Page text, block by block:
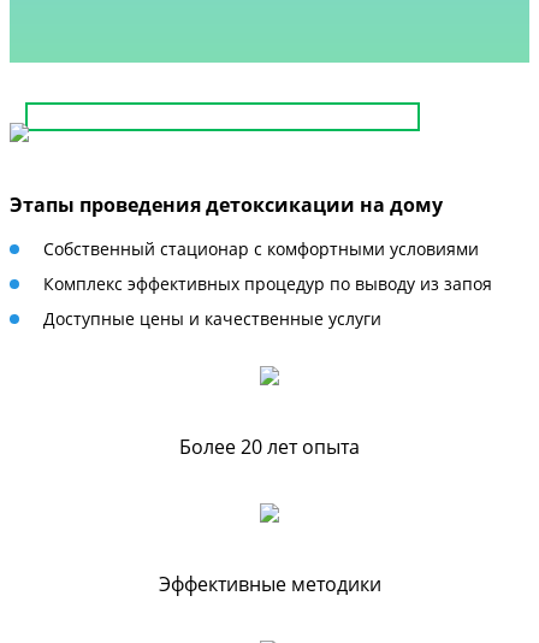
Этапы проведения детоксикации на дому
Собственный стационар с комфортными условиями
Комплекс эффективных процедур по выводу из запоя
Доступные цены и качественные услуги
Более 20 лет опыта
Эффективные методики